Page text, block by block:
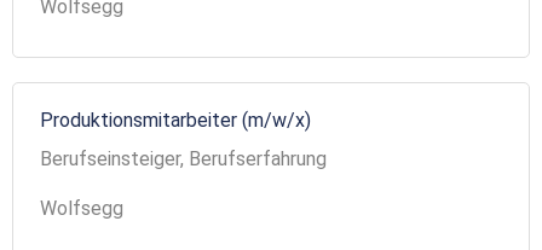
Wolfsegg
Produktionsmitarbeiter (m/w/x)
Berufseinsteiger, Berufserfahrung
Wolfsegg